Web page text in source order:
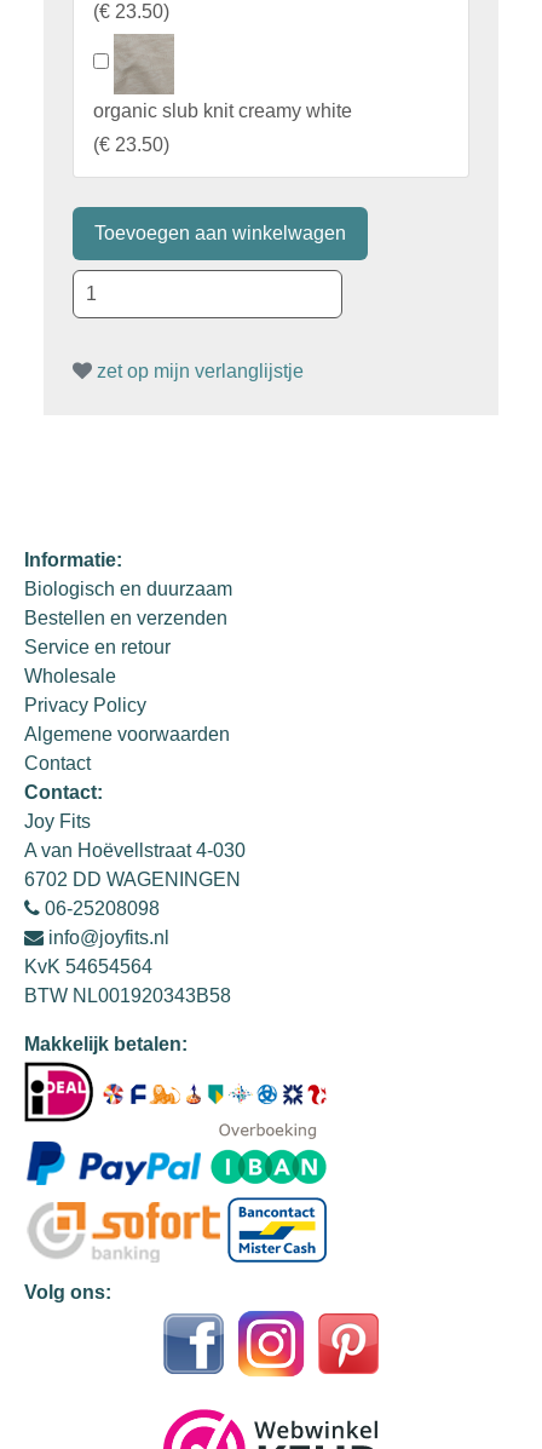
(€ 23.50)
organic slub knit creamy white
(€ 23.50)
zet op mijn verlanglijstje
Informatie:
Biologisch en duurzaam
Bestellen en verzenden
Service en retour
Wholesale
Privacy Policy
Algemene voorwaarden
Contact
Contact:
Joy Fits
A van Hoëvellstraat 4-030
6702 DD WAGENINGEN
06-25208098
info@joyfits.nl
KvK 54654564
BTW NL001920343B58
Makkelijk betalen:
Volg ons: